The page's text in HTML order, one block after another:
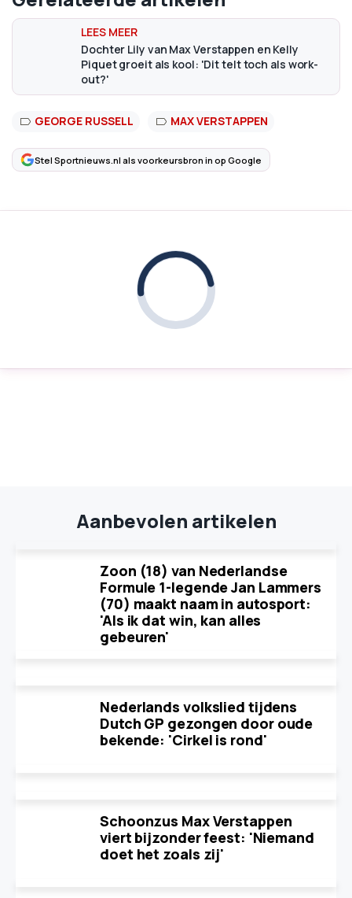
Dochter Lily van Max Verstappen en Kelly
Piquet groeit als kool: 'Dit telt toch als work-
out?'
GEORGE RUSSELL MAX VERSTAPPEN
Stel Sportnieuws.nl als voorkeursbron in op Google
Aanbevolen artikelen
Zoon (18) van Nederlandse
Formule 1-legende Jan Lammers
(70) maakt naam in autosport:
'Als ik dat win, kan alles
gebeuren'
Nederlands volkslied tijdens
Dutch GP gezongen door oude
bekende: 'Cirkel is rond'
Schoonzus Max Verstappen
viert bijzonder feest: 'Niemand
doet het zoals zij'